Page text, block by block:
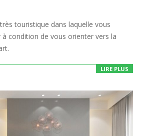
touristique dans laquelle vous
condition de vous orienter vers la
LIRE PLUS